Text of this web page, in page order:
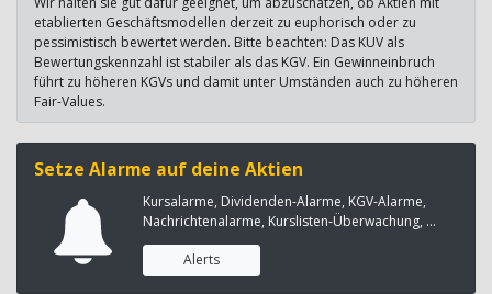
etablierten Geschäftsmodellen derzeit zu euphorisch oder zu
pessimistisch bewertet werden. Bitte beachten: Das KUV als
Bewertungskennzahl ist stabiler als das KGV. Ein Gewinneinbruch
führt zu höheren KGVs und damit unter Umständen auch zu höheren
Fair-Values.
Setze Alarme auf deine Aktien
Kursalarme, Dividenden-Alarme, KGV-Alarme,
Nachrichtenalarme, Kurslisten-Überwachung, ...
Alerts